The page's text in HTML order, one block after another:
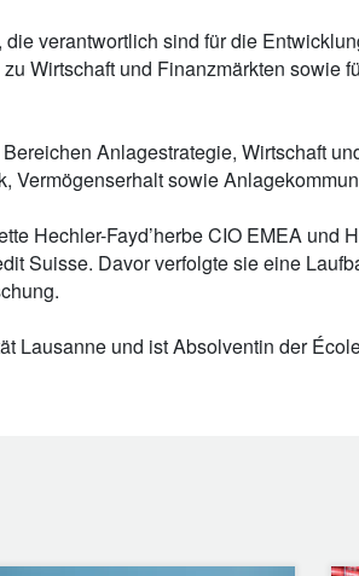
verantwortlich sind für die
Wirtschaft und Finanzmärkten sowie
Anlagestrategie, Wirtschaft
Vermögenserhalt sowie
Hechler-Fayd’herbe CIO EMEA und
Suisse. Davor verfolgte sie eine
Lausanne und ist Absolventin der